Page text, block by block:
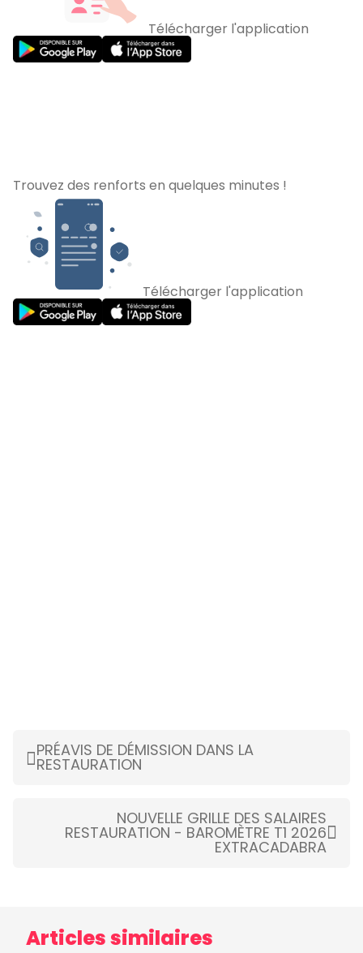
Télécharger l'application
Trouvez des renforts en quelques minutes !
Télécharger l'application
PRÉAVIS DE DÉMISSION DANS LA
RESTAURATION
NOUVELLE GRILLE DES SALAIRES
RESTAURATION - BAROMÈTRE T1 2026
EXTRACADABRA
Articles similaires